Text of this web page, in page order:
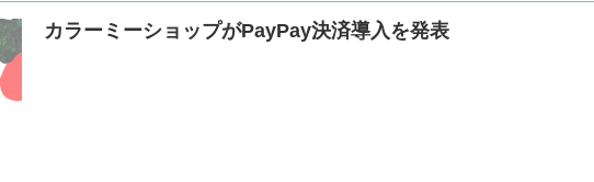
カラーミーショップがPayPay決済導入を発表